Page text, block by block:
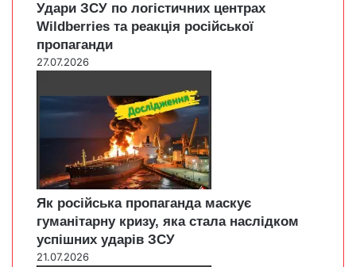
Удари ЗСУ по логістичних центрах
Wildberries та реакція російської
пропаганди
27.07.2026
Як російська пропаганда маскує
гуманітарну кризу, яка стала наслідком
успішних ударів ЗСУ
21.07.2026